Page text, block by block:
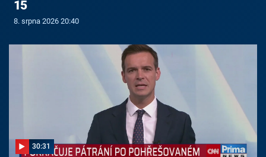
15
8. srpna 2026 20:40
30:31